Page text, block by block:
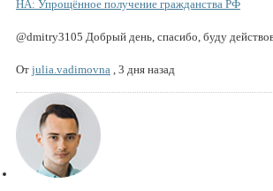
НА: Упрощённое получение гражданства РФ
@dmitry3105 Добрый день, спасибо, буду
От julia.vadimovna 3 дня назад